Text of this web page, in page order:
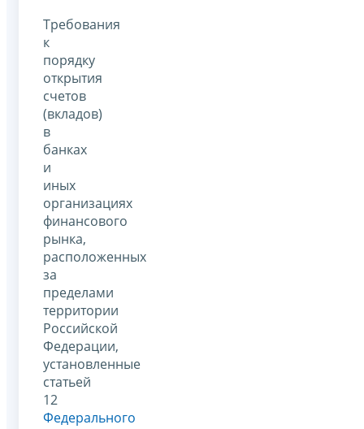
Требования
к
порядку
открытия
счетов
(вкладов)
в
банках
и
иных
организациях
финансового
рынка,
расположенных
за
пределами
территории
Российской
Федерации,
установленные
статьей
12
Федерального